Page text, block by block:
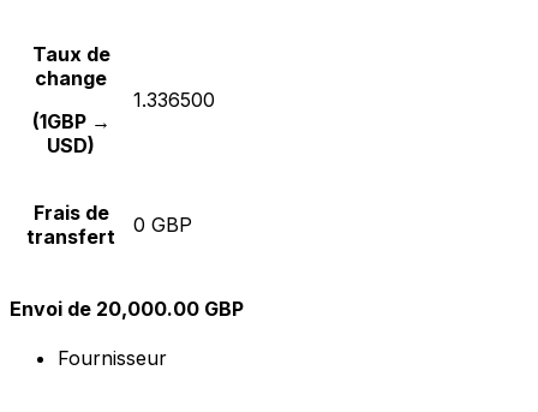
Taux de
change
(1GBP →
USD)
1.336500
Frais de
transfert
0 GBP
Envoi de 20,000.00 GBP
Fournisseur